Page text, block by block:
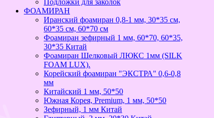
Подложки для заколок
ФОАМИРАН
Иранский фоамиран 0,8-1 мм, 30*35 см,
60*35 см, 60*70 см
Фоамиран зефирный 1 мм, 60*70, 60*35,
30*35 Китай
Фоамиран Шелковый ЛЮКС 1мм (SILK
FOAM LUX).
Корейский фоамиран "ЭКСТРА" 0,6-0,8
мм
Китайский 1 мм, 50*50
Южная Корея, Premium, 1 мм, 50*50
Зефирный, 1 мм Китай